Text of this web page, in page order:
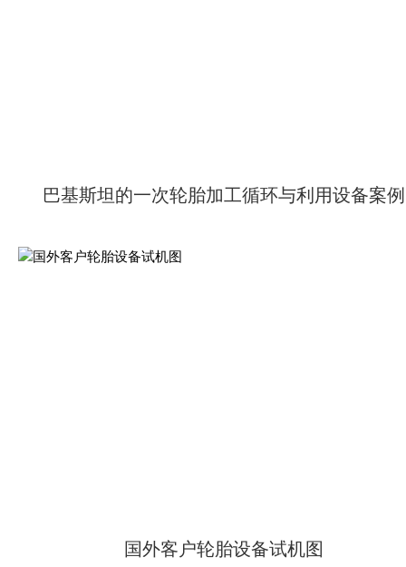
巴基斯坦的一次轮胎加工循环与利用设备案例
国外客户轮胎设备试机图